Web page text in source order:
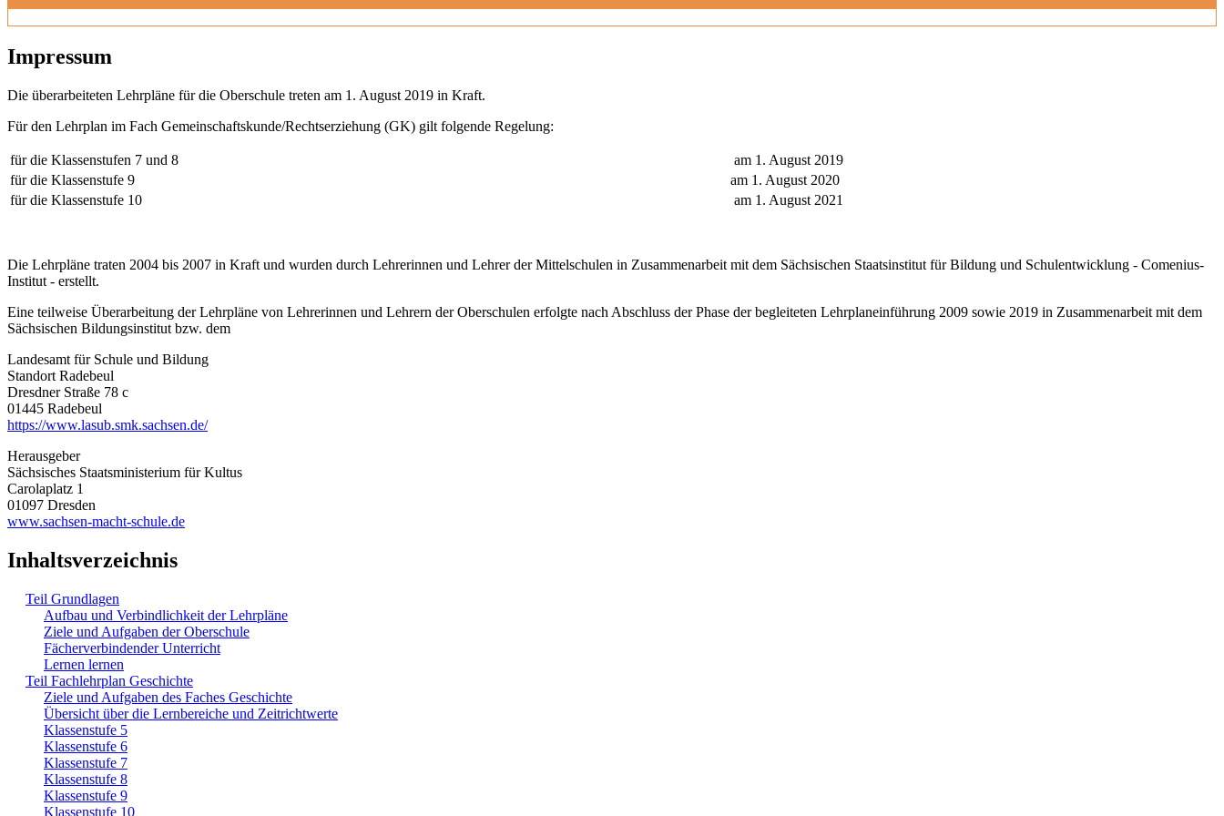
Impressum
Die überarbeiteten Lehrpläne für die Oberschule treten am 1. August 2019 in Kraft.
Für den Lehrplan im Fach Gemeinschaftskunde/Rechtserziehung (GK) gilt folgende Regelung:
für die Klassenstufen 7 und 8
am 1. August 2019
für die Klassenstufe 9
am 1. August 2020
für die Klassenstufe 10
am 1. August 2021
Die Lehrpläne traten 2004 bis 2007 in Kraft und wurden durch Lehrerinnen und Lehrer der Mittelschulen in Zusammenarbeit mit dem Sächsischen Staatsinstitut für Bildung und Schulentwicklung - Comenius-
Institut - erstellt.
Eine teilweise Überarbeitung der Lehrpläne von Lehrerinnen und Lehrern der Oberschulen erfolgte nach Abschluss der Phase der begleiteten Lehrplaneinführung 2009 sowie 2019 in Zusammenarbeit mit dem
Sächsischen Bildungsinstitut bzw. dem
Landesamt für Schule und Bildung
Standort Radebeul
Dresdner Straße 78 c
01445 Radebeul
https://www.lasub.smk.sachsen.de/
Herausgeber
Sächsisches Staatsministerium für Kultus
Carolaplatz 1
01097 Dresden
www.sachsen-macht-schule.de
Inhaltsverzeichnis
Teil Grundlagen
Aufbau und Verbindlichkeit der Lehrpläne
Ziele und Aufgaben der Oberschule
Fächerverbindender Unterricht
Lernen lernen
Teil Fachlehrplan Geschichte
Ziele und Aufgaben des Faches Geschichte
Übersicht über die Lernbereiche und Zeitrichtwerte
Klassenstufe 5
Klassenstufe 6
Klassenstufe 7
Klassenstufe 8
Klassenstufe 9
Klassenstufe 10